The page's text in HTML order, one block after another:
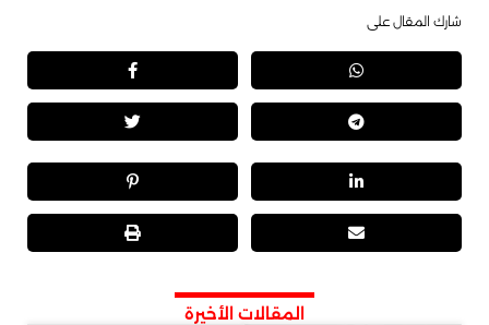
شارك المقال على
المقالات الأخيرة